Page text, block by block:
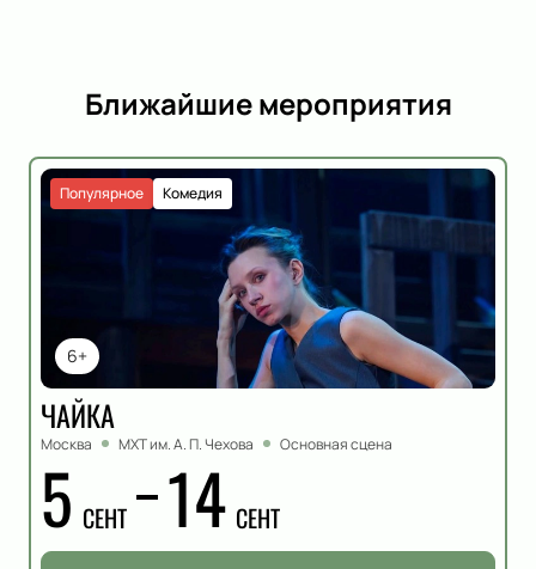
Ближайшие мероприятия
6+
Комедия
Популярное
ЧАЙКА
Москва МХТ им. А. П. Чехова Основная сцена
5 СЕНТ 14 СЕНТ